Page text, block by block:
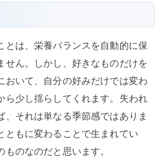
とは、栄養バランスを自動的に保
せん。しかし、好きなものだけを
おいて、自分の好みだけでは変わ
ら少し揺らしてくれます。失われ
、それは単なる季節感ではありま
ともに変わることで生まれてい
のなのだと思います。